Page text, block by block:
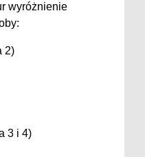
wyróżnienie
2)
3 i 4)